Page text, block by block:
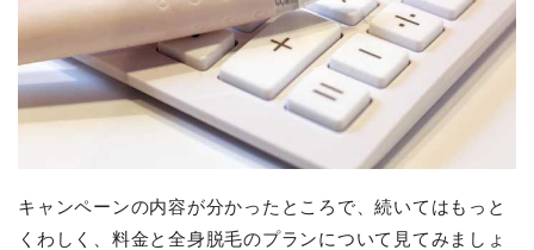
キャンペーンの内容が分かったところで、続いてはもっと
くわしく、料金と全身脱毛のプランについて見てみましょ